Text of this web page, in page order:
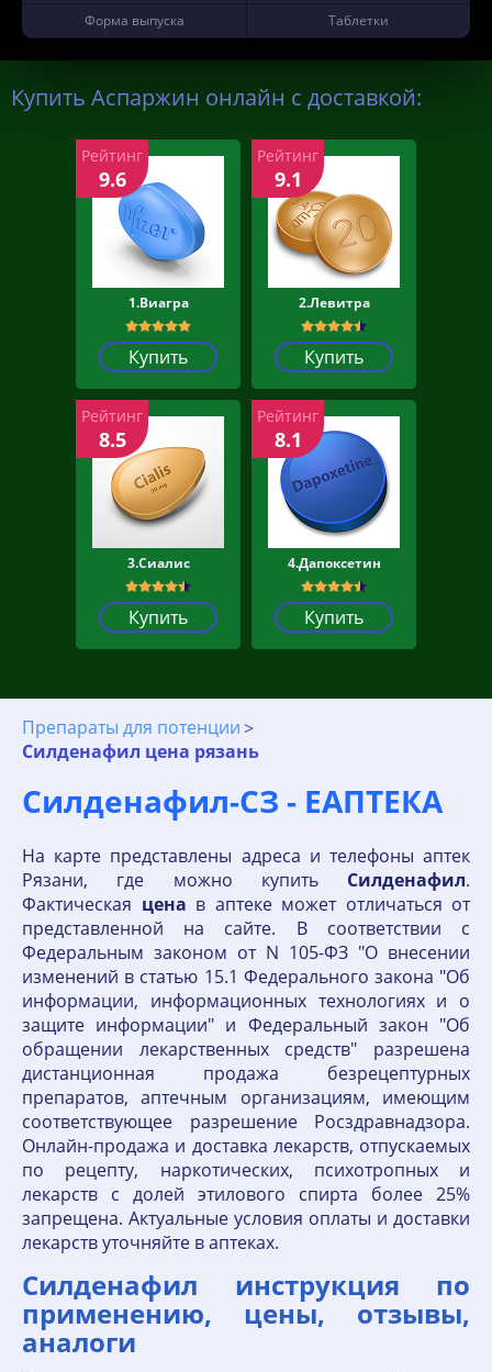
Форма выпуска
Таблетки
Купить Аспаржин онлайн с доставкой:
1.Виагра
Купить
Рейтинг
9.6
2.Левитра
Купить
Рейтинг
9.1
3.Сиалис
Купить
Рейтинг
8.5
4.Дапоксетин
Купить
Рейтинг
8.1
Препараты для потенции
Силденафил цена рязань
Силденафил-СЗ - ЕАПТЕКА
На карте представлены адреса и телефоны аптек
Рязани, где можно купить Силденафил.
Фактическая цена в аптеке может отличаться от
представленной на сайте. В соответствии с
Федеральным законом от N 105-ФЗ "О внесении
изменений в статью 15.1 Федерального закона "Об
информации, информационных технологиях и о
защите информации" и Федеральный закон "Об
обращении лекарственных средств" разрешена
дистанционная продажа безрецептурных
препаратов, аптечным организациям, имеющим
соответствующее разрешение Росздравнадзора.
Онлайн-продажа и доставка лекарств, отпускаемых
по рецепту, наркотических, психотропных и
лекарств с долей этилового спирта более 25%
запрещена. Актуальные условия оплаты и доставки
лекарств уточняйте в аптеках.
Силденафил инструкция по
применению, цены, отзывы,
аналоги